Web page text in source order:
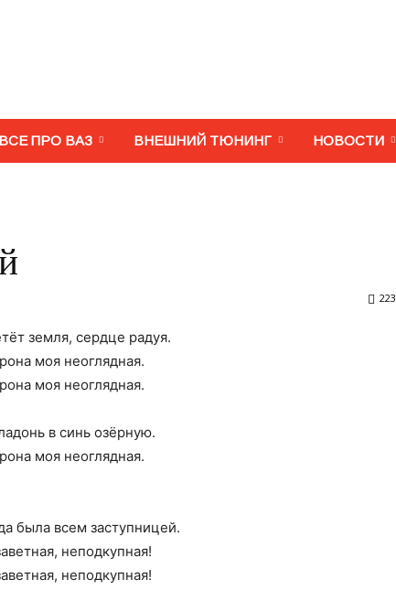
МегаВАЗ.
ВСЕ ПРО ВАЗ ВНЕШНИЙ ТЮНИНГ НОВОСТИ
223
земля, сердце радуя.
моя неоглядная.
моя неоглядная.
в синь озёрную.
моя неоглядная.
была всем заступницей.
неподкупная!
неподкупная!